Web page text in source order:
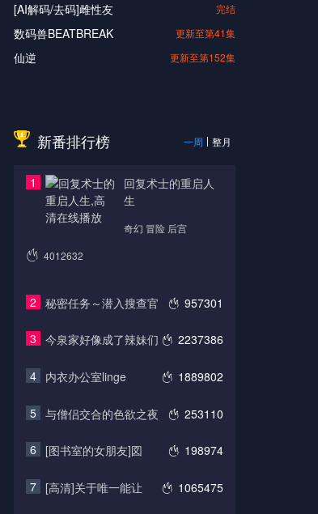
[AI解码/去码]雌性友 完结
数码兽BEATBREAK 更新至第41集
仙逆 更新至第152集
新番排行榜 一周 整月
1
回复术士的重启人
生
奇幻 冒险 后宫
4012632
2 957301
秘密任务～潜入搜查官
3 2237386
今泉家好像成了辣妹们
4 1889802
内衣办公室linge
5 253110
与僧侣交合的色欲之夜
6 198974
[图书室的女朋友]図
7 1065475
[高清]关于唯一能让